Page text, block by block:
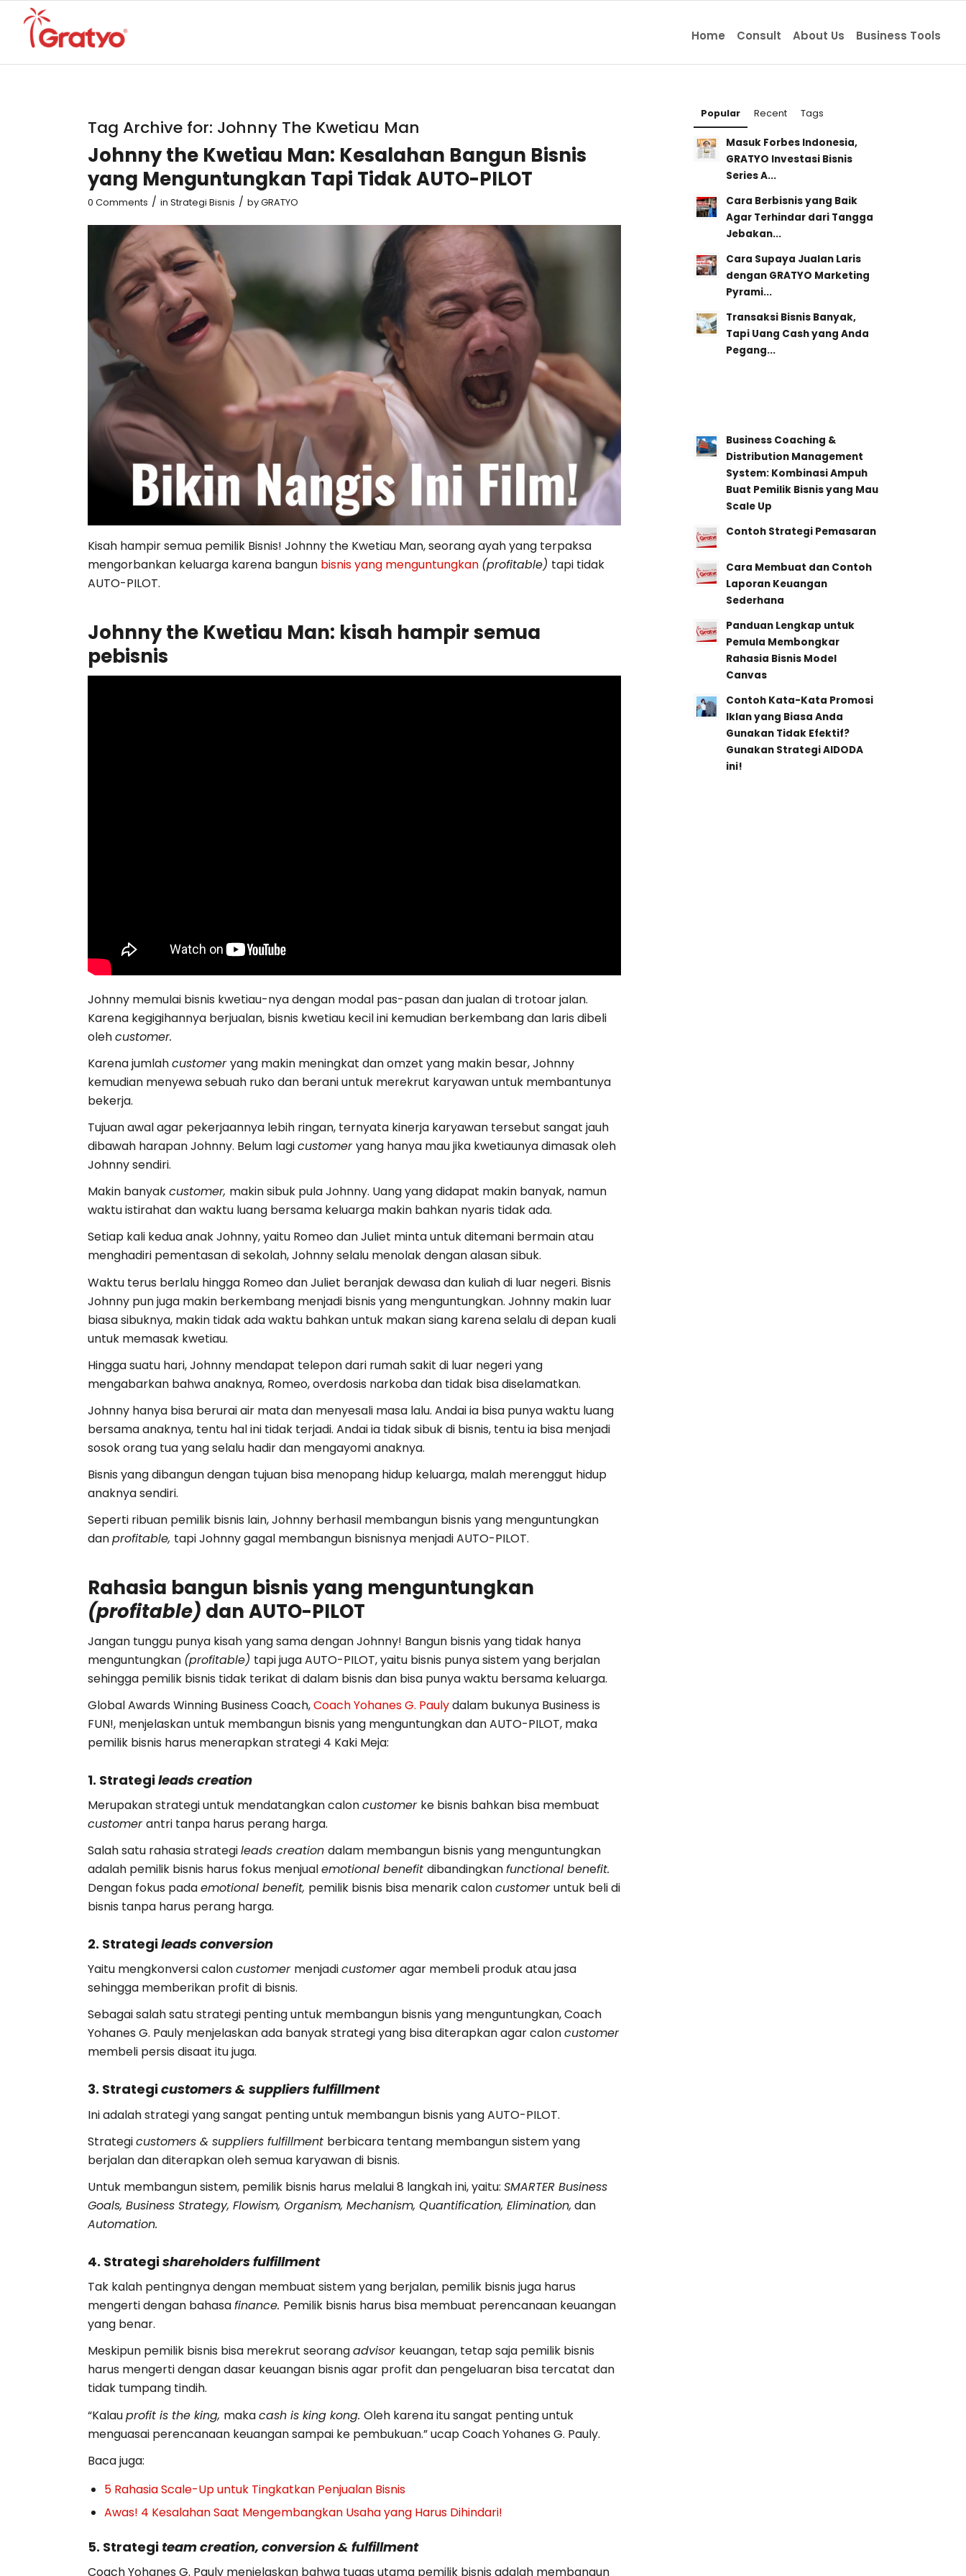
Home Consult About Us Business Tools
Tag Archive for: Johnny The Kwetiau Man
Johnny the Kwetiau Man: Kesalahan Bangun Bisnis
yang Menguntungkan Tapi Tidak AUTO-PILOT
0 Comments / in Strategi Bisnis / byGRATYO
Kisah hampir semua pemilik Bisnis! Johnny the Kwetiau Man, seorang ayah yang terpaksa
mengorbankan keluarga karena bangun bisnis yang menguntungkan (profitable) tapi tidak
AUTO-PILOT.
Johnny the Kwetiau Man: kisah hampir semua
pebisnis
Johnny memulai bisnis kwetiau-nya dengan modal pas-pasan dan jualan di trotoar jalan.
Karena kegigihannya berjualan, bisnis kwetiau kecil ini kemudian berkembang dan laris dibeli
olehcustomer.
Karena jumlahcustomeryang makin meningkat dan omzet yang makin besar, Johnny
kemudian menyewa sebuah ruko dan berani untuk merekrut karyawan untuk membantunya
bekerja.
Tujuan awal agar pekerjaannya lebih ringan, ternyata kinerja karyawan tersebut sangat jauh
dibawah harapan Johnny. Belum lagicustomeryang hanya mau jika kwetiaunya dimasak oleh
Johnny sendiri.
Makin banyakcustomer, makin sibuk pula Johnny. Uang yang didapat makin banyak, namun
waktu istirahat dan waktu luang bersama keluarga makin bahkan nyaris tidak ada.
Setiap kali kedua anak Johnny, yaitu Romeo dan Juliet minta untuk ditemani bermain atau
menghadiri pementasan di sekolah, Johnny selalu menolak dengan alasan sibuk.
Waktu terus berlalu hingga Romeo dan Juliet beranjak dewasa dan kuliah di luar negeri. Bisnis
Johnny pun juga makin berkembang menjadi bisnis yang menguntungkan. Johnny makin luar
biasa sibuknya, makin tidak ada waktu bahkan untuk makan siang karena selalu di depan kuali
untuk memasak kwetiau.
Hingga suatu hari, Johnny mendapat telepon dari rumah sakit di luar negeri yang
mengabarkan bahwa anaknya, Romeo, overdosis narkoba dan tidak bisa diselamatkan.
Johnny hanya bisa berurai air mata dan menyesali masa lalu. Andai ia bisa punya waktu luang
bersama anaknya, tentu hal ini tidak terjadi. Andai ia tidak sibuk di bisnis, tentu ia bisa menjadi
sosok orang tua yang selalu hadir dan mengayomi anaknya.
Bisnis yang dibangun dengan tujuan bisa menopang hidup keluarga, malah merenggut hidup
anaknya sendiri.
Seperti ribuan pemilik bisnis lain, Johnny berhasil membangun bisnis yang menguntungkan
danprofitable, tapi Johnny gagal membangun bisnisnya menjadi AUTO-PILOT.
Rahasia bangun bisnis yang menguntungkan
(profitable) dan AUTO-PILOT
Jangan tunggu punya kisah yang sama dengan Johnny! Bangun bisnis yang tidak hanya
menguntungkan (profitable) tapi juga AUTO-PILOT, yaitu bisnis punya sistem yang berjalan
sehingga pemilik bisnis tidak terikat di dalam bisnis dan bisa punya waktu bersama keluarga.
Global Awards Winning Business Coach,Coach Yohanes G. Paulydalam bukunya Business is
FUN!, menjelaskan untuk membangun bisnis yang menguntungkan dan AUTO-PILOT, maka
pemilik bisnis harus menerapkan strategi 4 Kaki Meja:
1. Strategileads creation
Merupakan strategi untuk mendatangkan caloncustomer ke bisnis bahkan bisa membuat
customerantri tanpa harus perang harga.
Salah satu rahasia strategileads creation dalam membangun bisnis yang menguntungkan
adalah pemilik bisnis harus fokus menjualemotional benefit dibandingkanfunctional benefit.
Dengan fokus padaemotional benefit, pemilik bisnis bisa menarik caloncustomeruntuk beli di
bisnis tanpa harus perang harga.
2. Strategileads conversion
Yaitu mengkonversi caloncustomer menjadicustomeragar membeli produk atau jasa
sehingga memberikan profit di bisnis.
Sebagai salah satu strategi penting untuk membangun bisnis yang menguntungkan, Coach
Yohanes G. Pauly menjelaskan ada banyak strategi yang bisa diterapkan agar caloncustomer
membeli persis disaat itu juga.
3. Strategicustomers & suppliers fulfillment
Ini adalah strategi yang sangat penting untuk membangun bisnis yang AUTO-PILOT.
Strategicustomers & suppliers fulfillment berbicara tentang membangun sistem yang
berjalan dan diterapkan oleh semua karyawan di bisnis.
Untuk membangun sistem, pemilik bisnis harus melalui 8 langkah ini, yaitu: SMARTER Business
Goals, Business Strategy, Flowism, Organism, Mechanism, Quantification, Elimination, dan
Automation.
4. Strategishareholders fulfillment
Tak kalah pentingnya dengan membuat sistem yang berjalan, pemilik bisnis juga harus
mengerti dengan bahasafinance. Pemilik bisnis harus bisa membuat perencanaan keuangan
yang benar.
Meskipun pemilik bisnis bisa merekrut seorangadvisor keuangan, tetap saja pemilik bisnis
harus mengerti dengan dasar keuangan bisnis agar profit dan pengeluaran bisa tercatat dan
tidak tumpang tindih.
“Kalauprofit is the king, makacash is king kong. Oleh karena itu sangat penting untuk
menguasai perencanaan keuangan sampai ke pembukuan.” ucap Coach Yohanes G. Pauly.
Baca juga:
5 Rahasia Scale-Up untuk Tingkatkan Penjualan Bisnis
Awas! 4 Kesalahan Saat Mengembangkan Usaha yang Harus Dihindari!
5. Strategi team creation, conversion & fulfillment
Coach Yohanes G. Pauly menjelaskan bahwa tugas utama pemilik bisnis adalah membangun
Popular Recent Tags
Masuk Forbes Indonesia,
GRATYO Investasi Bisnis
Series A...
Cara Berbisnis yang Baik
Agar Terhindar dari Tangga
Jebakan...
Cara Supaya Jualan Laris
dengan GRATYO Marketing
Pyrami...
Transaksi Bisnis Banyak,
Tapi Uang Cash yang Anda
Pegang...
Business Coaching &
Distribution Management
System: Kombinasi Ampuh
Buat Pemilik Bisnis yang Mau
Scale Up
Contoh Strategi Pemasaran
Cara Membuat dan Contoh
Laporan Keuangan
Sederhana
Panduan Lengkap untuk
Pemula Membongkar
Rahasia Bisnis Model
Canvas
Contoh Kata-Kata Promosi
Iklan yang Biasa Anda
Gunakan Tidak Efektif?
Gunakan Strategi AIDODA
ini!